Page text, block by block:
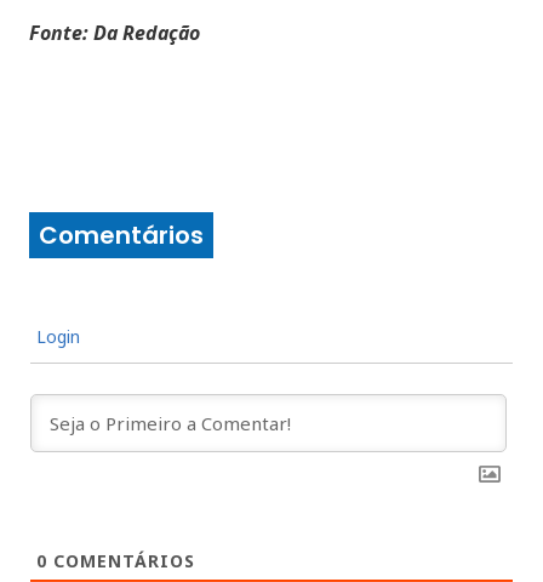
Fonte: Da Redação
Comentários
Login
0 COMENTÁRIOS